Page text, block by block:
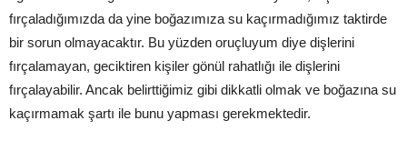
fırçaladığımızda da yine boğazımıza su kaçırmadığımız taktirde
bir sorun olmayacaktır. Bu yüzden oruçluyum diye dişlerini
fırçalamayan, geciktiren kişiler gönül rahatlığı ile dişlerini
fırçalayabilir. Ancak belirttiğimiz gibi dikkatli olmak ve boğazına su
kaçırmamak şartı ile bunu yapması gerekmektedir.